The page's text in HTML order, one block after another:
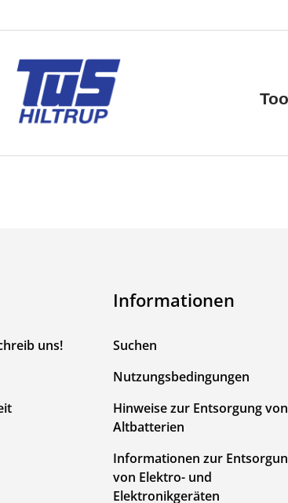
uns!
Informationen
Suchen
Nutzungsbedingungen
Hinweise zur Entsorgung von
Altbatterien
Informationen zur
von Elektro- und
Elektronikgeräten